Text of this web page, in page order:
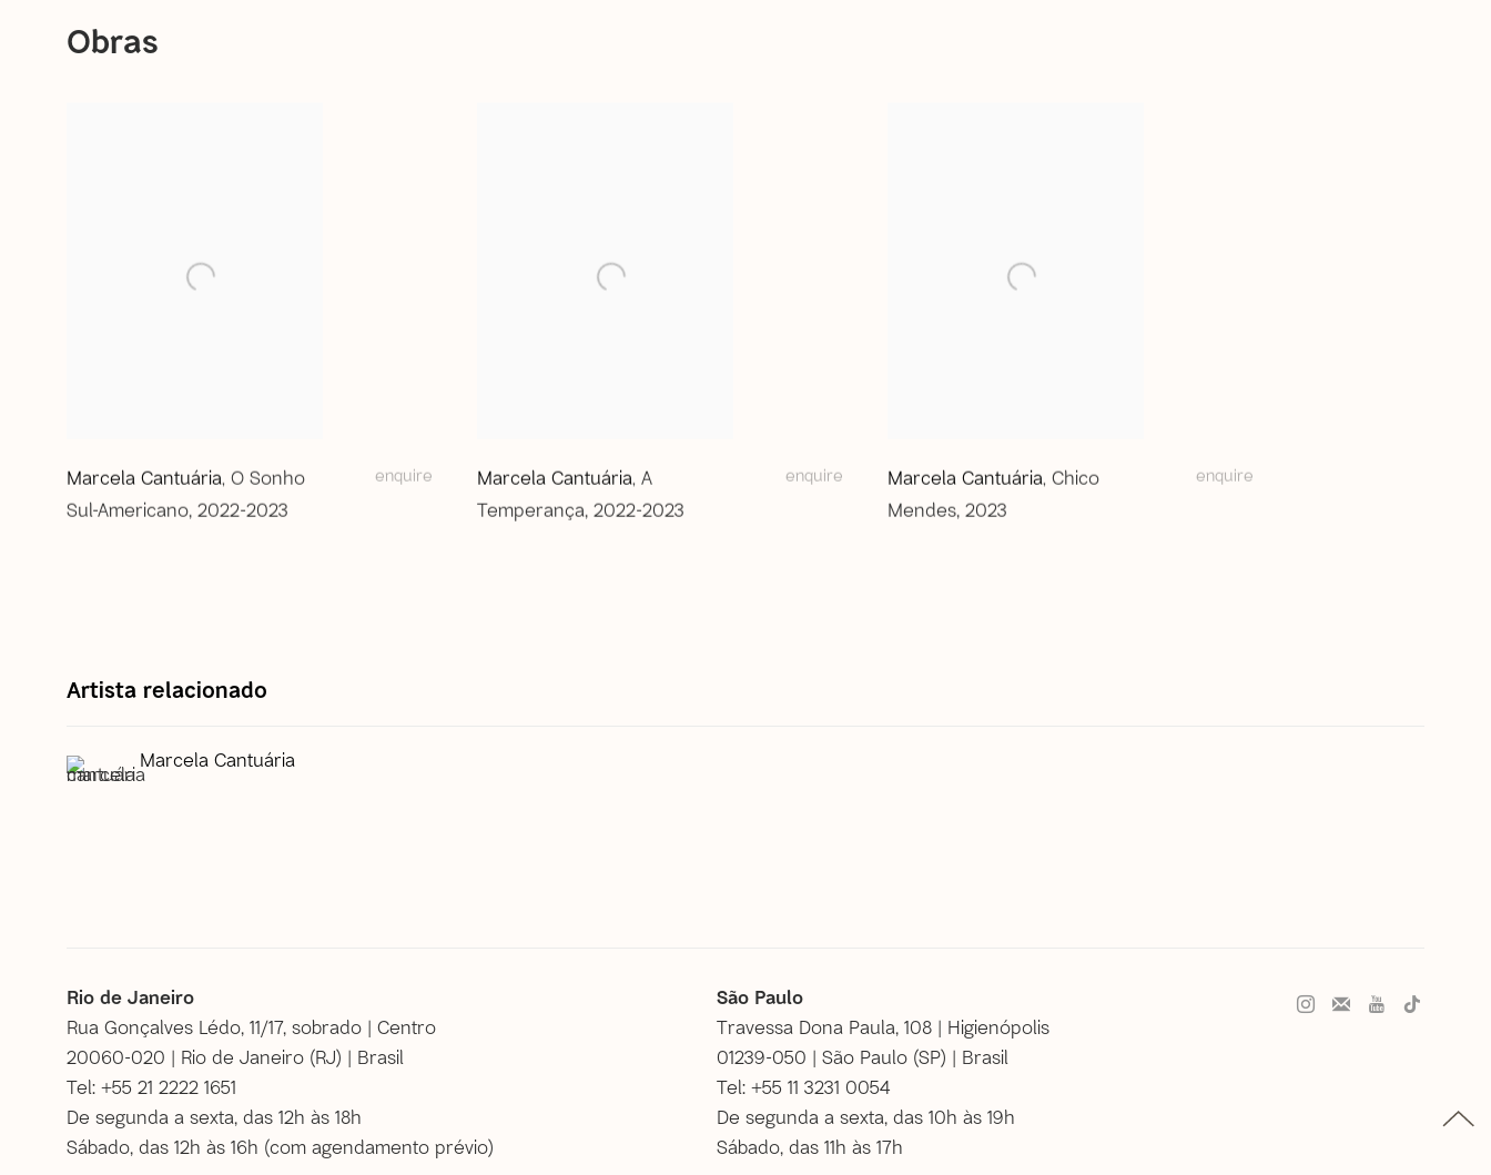
Obras
Marcela Cantuária, O Sonho
Sul-Americano 2022-2023
enquire Marcela Cantuária, A
Temperança 2022-2023
enquire Marcela Cantuária, Chico
Mendes 2023
enquire
Artista relacionado
Marcela Cantuária
Rio de Janeiro
Rua Gonçalves Lédo, 11/17, sobrado | Centro
20060-020 | Rio de Janeiro (RJ) | Brasil
Tel: +55 21 2222 1651
De segunda a sexta, das 12h às 18h
Sábado, das 12h às 16h (com agendamento prévio)
São Paulo
Travessa Dona Paula, 108 | Higienópolis
01239-050 | São Paulo (SP) | Brasil
Tel: +55 11 3231 0054
De segunda a sexta, das 10h às 19h
Sábado, das 11h às 17h